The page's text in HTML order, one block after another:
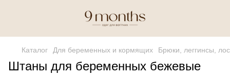
Каталог Для беременных и кормящих Брюки, леггинсы,
Штаны для беременных бежевые